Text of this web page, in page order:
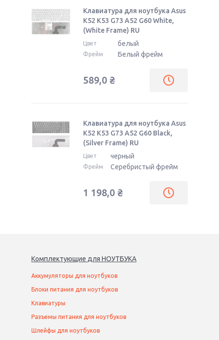
Клавиатура для ноутбука Asus
K52 K53 G73 A52 G60 White,
(White Frame) RU
Цвет белый
Фрейм Белый фрейм
589,0 ₴
Клавиатура для ноутбука Asus
K52 K53 G73 A52 G60 Black,
(Silver Frame) RU
Цвет черный
Фрейм Серебристый фрейм
1 198,0 ₴
Комплектующие для НОУТБУКА
Аккумуляторы для ноутбуков
Блоки питания для ноутбуков
Клавиатуры
Разъемы питания для ноутбуков
Шлейфы для ноутбуков